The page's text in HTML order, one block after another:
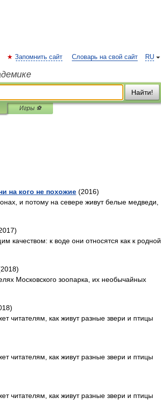
RU
Запомнить сайт Словарь на свой сайт
Найти!
Игры ⚽
на кого не похожие (2016)
и потому на севере живут белые медведи,
к воде они относятся как к родной
Московского зоопарка, их необычайных
читателям, как живут разные звери и птицы
читателям, как живут разные звери и птицы
читателям, как живут разные звери и птицы